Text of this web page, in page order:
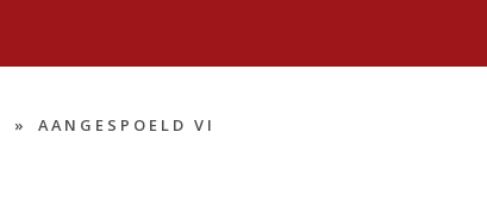
» AANGESPOELD VI